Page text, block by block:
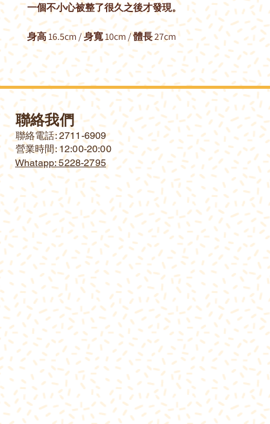
一個不小心被整了很久之後才發現。
身高 16.5cm / 身寬 10cm / 體長 27cm
聯絡我們
​聯絡電話: 2711-6909
營業時間: 12:00-20:00
Whatapp: 5228-2795